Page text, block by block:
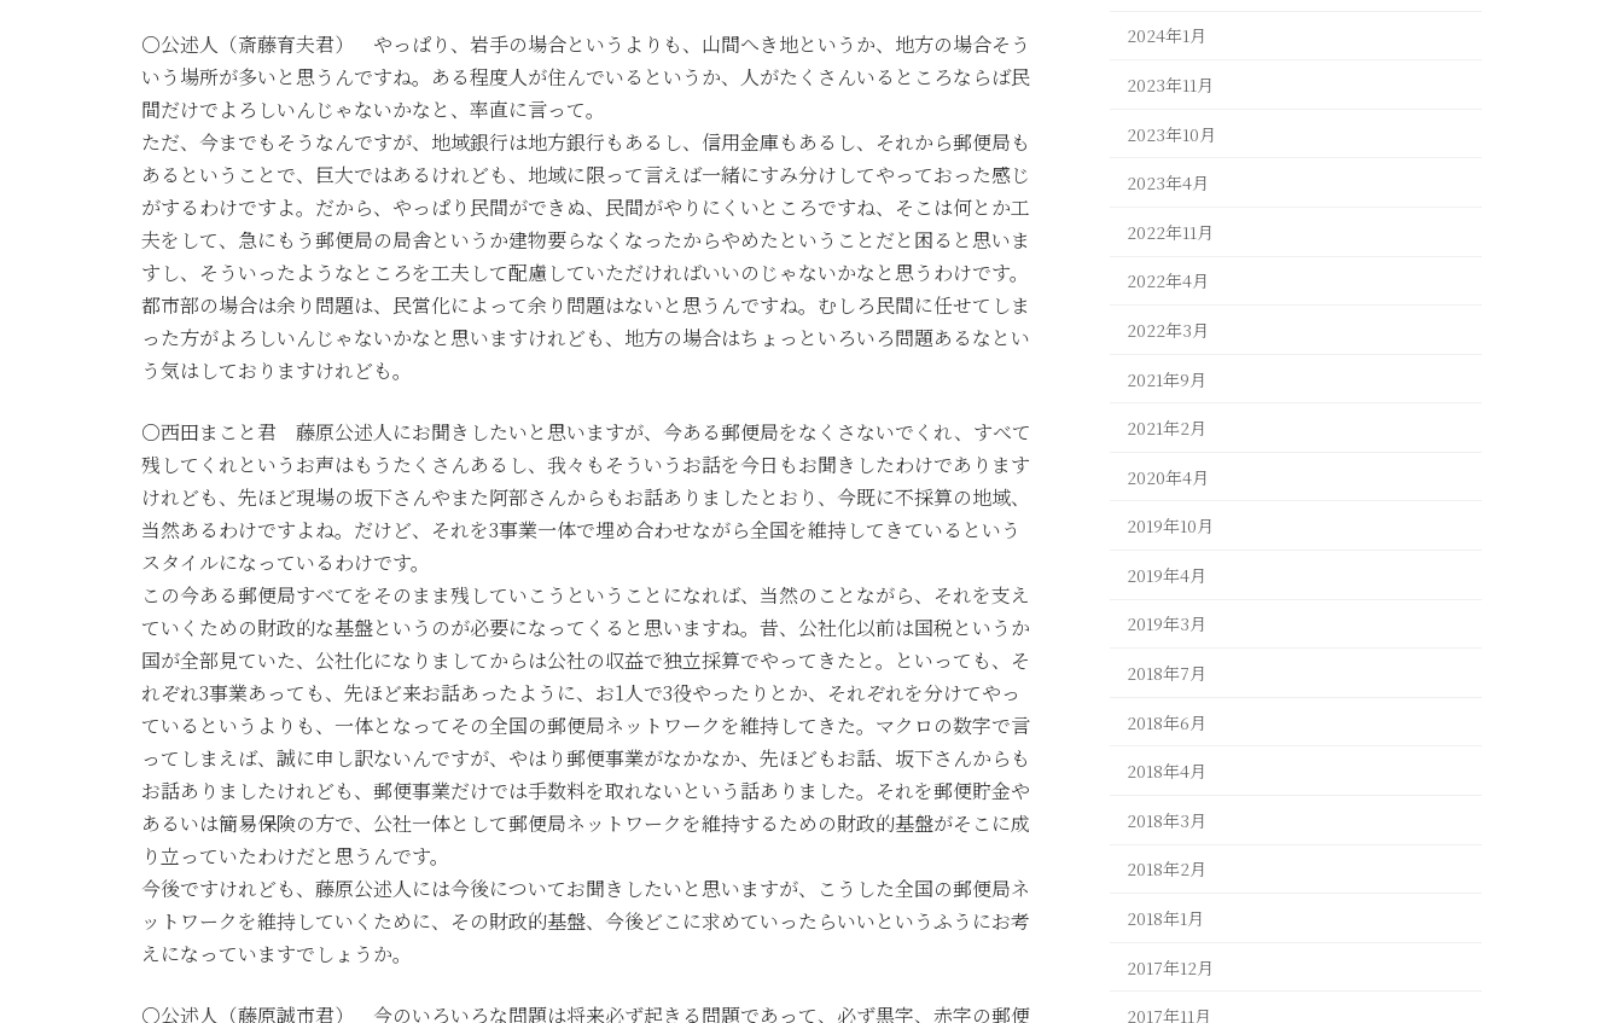
○公述人（斎藤育夫君） やっぱり、岩手の場合というよりも、山間へき地というか、地方の場合そう
いう場所が多いと思うんですね。ある程度人が住んでいるというか、人がたくさんいるところならば民
間だけでよろしいんじゃないかなと、率直に言って。
ただ、今までもそうなんですが、地域銀行は地方銀行もあるし、信用金庫もあるし、それから郵便局も
あるということで、巨大ではあるけれども、地域に限って言えば一緒にすみ分けしてやっておった感じ
がするわけですよ。だから、やっぱり民間ができぬ、民間がやりにくいところですね、そこは何とか工
夫をして、急にもう郵便局の局舎というか建物要らなくなったからやめたということだと困ると思いま
すし、そういったようなところを工夫して配慮していただければいいのじゃないかなと思うわけです。
都市部の場合は余り問題は、民営化によって余り問題はないと思うんですね。むしろ民間に任せてしま
った方がよろしいんじゃないかなと思いますけれども、地方の場合はちょっといろいろ問題あるなとい
う気はしておりますけれども。
○西田まこと君 藤原公述人にお聞きしたいと思いますが、今ある郵便局をなくさないでくれ、すべて
残してくれというお声はもうたくさんあるし、我々もそういうお話を今日もお聞きしたわけであります
けれども、先ほど現場の坂下さんやまた阿部さんからもお話ありましたとおり、今既に不採算の地域、
当然あるわけですよね。だけど、それを3事業一体で埋め合わせながら全国を維持してきているという
スタイルになっているわけです。
この今ある郵便局すべてをそのまま残していこうということになれば、当然のことながら、それを支え
ていくための財政的な基盤というのが必要になってくると思いますね。昔、公社化以前は国税というか
国が全部見ていた、公社化になりましてからは公社の収益で独立採算でやってきたと。といっても、そ
れぞれ3事業あっても、先ほど来お話あったように、お1人で3役やったりとか、それぞれを分けてやっ
ているというよりも、一体となってその全国の郵便局ネットワークを維持してきた。マクロの数字で言
ってしまえば、誠に申し訳ないんですが、やはり郵便事業がなかなか、先ほどもお話、坂下さんからも
お話ありましたけれども、郵便事業だけでは手数料を取れないという話ありました。それを郵便貯金や
あるいは簡易保険の方で、公社一体として郵便局ネットワークを維持するための財政的基盤がそこに成
り立っていたわけだと思うんです。
今後ですけれども、藤原公述人には今後についてお聞きしたいと思いますが、こうした全国の郵便局ネ
ットワークを維持していくために、その財政的基盤、今後どこに求めていったらいいというふうにお考
えになっていますでしょうか。
○公述人（藤原誠市君） 今のいろいろな問題は将来必ず起きる問題であって、必ず黒字、赤字の郵便
2024年1月
2023年11月
2023年10月
2023年4月
2022年11月
2022年4月
2022年3月
2021年9月
2021年2月
2020年4月
2019年10月
2019年4月
2019年3月
2018年7月
2018年6月
2018年4月
2018年3月
2018年2月
2018年1月
2017年12月
2017年11月